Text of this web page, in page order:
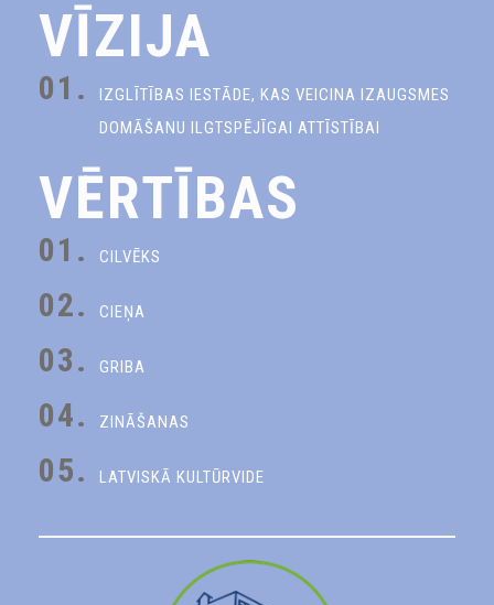
VĪZIJA
01.
IZGLĪTĪBAS IESTĀDE, KAS VEICINA IZAUGSMES
DOMĀŠANU ILGTSPĒJĪGAI ATTĪSTĪBAI
VĒRTĪBAS
01. CILVĒKS
02. CIEŅA
03. GRIBA
04. ZINĀŠANAS
05. LATVISKĀ KULTŪRVIDE